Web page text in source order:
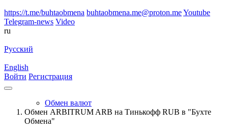
https://t.me/buhtaobmena buhtaobmena.me@proton.meYoutube
Telegram-news Video
ru
Русский
English
Войти Регистрация
Обмен валют
Обмен ARBITRUM ARB на Тинькофф RUB в "Бухте
Обмена"